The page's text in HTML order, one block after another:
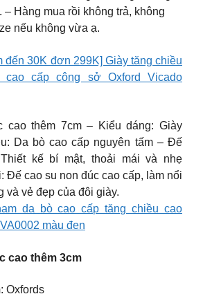
– Hàng mua rồi không trả, không
nếu không vừa ạ.
đến 30K đơn 299K] Giày tăng chiều
cấp công sở Oxford Vicado
cao thêm 7cm – Kiểu dáng: Giày
Da bò cao cấp nguyên tấm – Đế
kế bí mật, thoải mái và nhẹ
Đế cao su non đúc cao cấp, làm nổi
và vẻ đẹp của đôi giày.
da bò cao cấp tăng chiều cao
màu đen
cao thêm 3cm
Oxfords